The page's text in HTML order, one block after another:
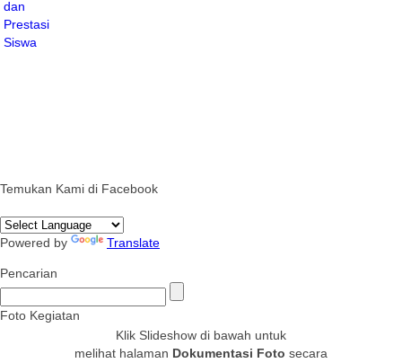
Temukan Kami di Facebook
Powered by Translate
Pencarian
Foto Kegiatan
Klik Slideshow di bawah untuk
melihat halaman Dokumentasi Foto secara